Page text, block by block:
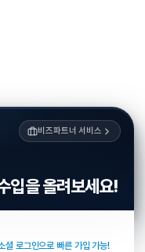
비즈파트너 서비스
입을 올려보세요!
셜 로그인으로 빠른 가입 가능!